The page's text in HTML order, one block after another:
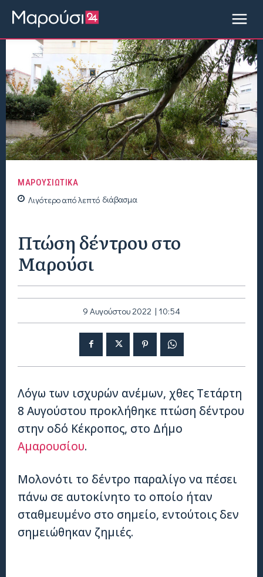
ΜΑΡΟΥΣΙΩΤΙΚΑ
Λιγότερο απόλεπτό διάβασμα
Πτώση δέντρου στο
Μαρούσι
9 Αυγούστου 2022 | 10:54
Λόγω των ισχυρών ανέμων, χθες Τετάρτη
8 Αυγούστου προκλήθηκε πτώση δέντρου
στην οδό Κέκροπος, στο Δήμο
Αμαρουσίου.
Μολονότι το δέντρο παραλίγο να πέσει
πάνω σε αυτοκίνητο το οποίο ήταν
σταθμευμένο στο σημείο, εντούτοις δεν
σημειώθηκαν ζημιές.